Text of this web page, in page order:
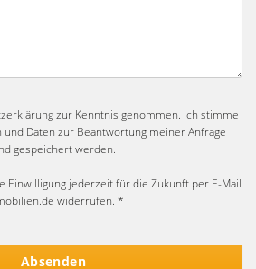
zur Kenntnis genommen. Ich stimme
und Daten zur Beantwortung meiner Anfrage
gespeichert werden.
Einwilligung jederzeit für die Zukunft per E-Mail
widerrufen. *
Absenden